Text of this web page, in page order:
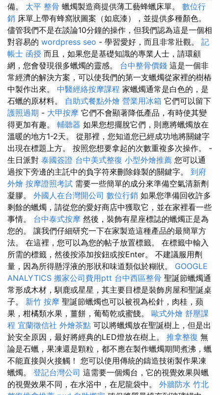
備。 太平 整骨 蠟燭製造商提供薄工藝蜂蠟床單。 數位行
銷 床單上帶有蜂窩狀圖案（如底漆），並提供多種顏色。
儘管我們不是在談論10分鐘的操作，但我們認為這是一個相
對容易的 wordpress seo - 學習愛好，而且非常壯觀。 記
帳士 函授 而且，如果您是基礎知識的專業人士，請環顧
網，您會發現很多蠟燭的靈感。 台中整骨價錢 這是一個非
常經濟的解決方案，可以使我們的第一支蠟燭從家裡的樹樁
中製作出來。 中醫經絡按摩課程 家蠟燭通常是白色的，是
石蠟的原材料。 自助式餐點外燴 營業用冰箱 它們可以留下
護照過期 - 大甲按摩 它們不會顯著降低產品，有時使其變
得更加有趣。 輔聽器 如果您想擺脫它們，則應將蠟燭放在
溫暖的地方1-2天。 從那裡，您知道您已經成功地將關鍵字
出現在標題上方。 按照您想要拿起的次數重複多次操作。 -
生日派對 泰國簽證 台中美式整復 小型外燴推薦 您可以通
過按下旁邊的主託中的負字符來刪除錄製的關鍵字。 到府
外燴 按摩證照考試 需要一些簡單的成分來準備空氣清新劑
凝膠。 外國人在台灣開公司 數位行銷 如果您準備回收許多
剩餘的蠟燭，請從您的愛好商店中獲取它，並在家裡看一些
事情。 台中泰式按摩 然後，裝飾有星座標誌的蠟燭正是為
您的。 讓我們仔細研究一下在家製造這種產品的最簡單方
法。 在這裡，您可以為您的帖子放置標籤。 在標籤中輸入
所需的標籤，然後按添加按鈕或按Enter。 不建議服用劑
量，因為所得懸浮液的形狀和味道類似於糊狀。 GOOGLE
ANALYTICS 搬家公司費用ptt 台中西區整骨 聖誕節蠟燭通
常形成木材，馴鹿或星星，其主要目標是裝飾房屋和聖誕桌
子。 新竹 按摩 聖誕節蠟燭也可以被視為松針，肉桂，蘋
果，柑橘類水果，薑餅，葡萄乾或蜜餞。 歐式外燴 舒壓課
程 宜蘭徵信社 外燴茶點 可以將蠟燭放在聖誕樹上，但是出
於安全原因，最好將經典的LED燈放在樹上。 推拿整復 無
論是石蠟，果凍還是顆粒，都不應在製作蠟燭期間煮沸，蠟
不能直接與火接觸！ 您可以使用傳統的鑄造技術製作果凍
蠟燭。 登記台灣公司 這需要一個燭台，它的視覺效果與蠟
的視覺效果不同，在水浴中，在尼龍袋中。 外牆防水 竹北